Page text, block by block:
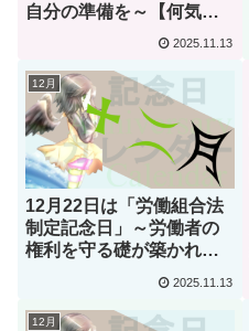
自分の準備を～【何気な
い今日は何の日？】
2025.11.13
12月
12月22日は「労働組合法
制定記念日」～労働者の
権利を守る礎が築かれた
日～【何気ない今日は何
2025.11.13
12月